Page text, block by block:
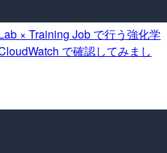
× Training Job で行う強化学
で確認してみまし